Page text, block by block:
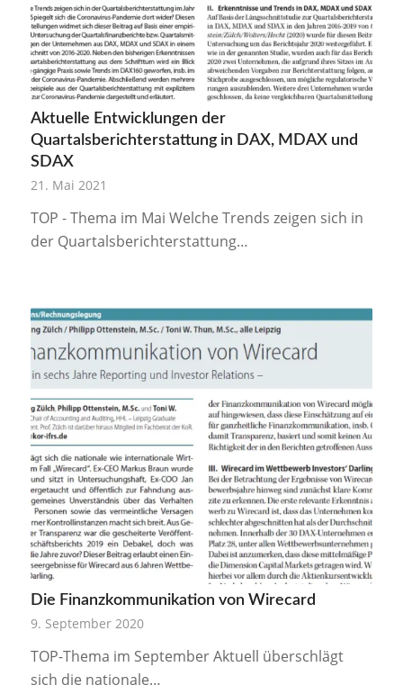
Aktuelle Entwicklungen der
Quartalsberichterstattung in DAX, MDAX und
SDAX
21. Mai 2021
TOP - Thema im Mai Welche Trends zeigen sich in
der Quartalsberichterstattung…
Die Finanzkommunikation von Wirecard
9. September 2020
TOP-Thema im September Aktuell überschlägt
sich die nationale…